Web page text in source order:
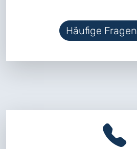
Häufige Fragen